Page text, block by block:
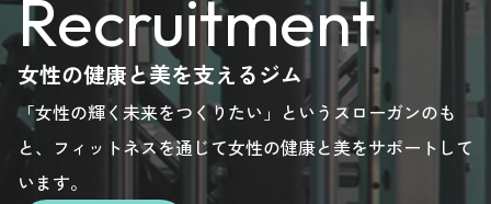
here.
here.
here.
Recruitment
女性の健康と美を支えるジム
「女性の輝く未来をつくりたい」というスローガンのも
と、フィットネスを通じて女性の健康と美をサポートして
います。